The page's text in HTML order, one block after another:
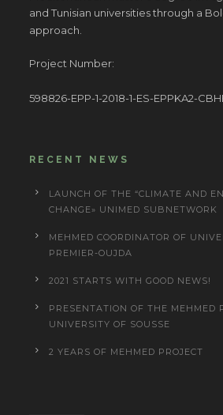
and Tunisian universities through a
approach.
Project Number:
598826-EPP-1-2018-1-ES-EPPKA2-
RECENT NEWS
LAUNCH OF THE “CLIMATE AND
CHANGE» UNIMED SUBNETWORK
MEHMED COORDINATOR OF
PREMIER-OUJDA
2021 STARTS WITH GOOD NEWS!
PRESENTATION OF THE MEHMED
UNIVERSITY OF SOUSSE
2 YEARS OF MEHMED PROJECT